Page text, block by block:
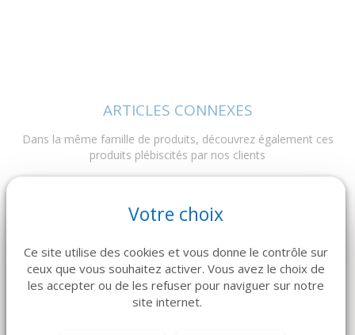
ARTICLES CONNEXES
Dans la même famille de produits, découvrez également ces
produits plébiscités par nos clients
Votre choix
Ce site utilise des cookies et vous donne le contrôle sur
ceux que vous souhaitez activer. Vous avez le choix de
les accepter ou de les refuser pour naviguer sur notre
site internet.